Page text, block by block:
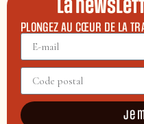
La
PLONGEZ AU CŒUR DE LA
Je